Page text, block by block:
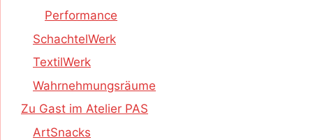
Performance
SchachtelWerk
TextilWerk
Wahrnehmungsräume
Zu Gast im Atelier PAS
ArtSnacks